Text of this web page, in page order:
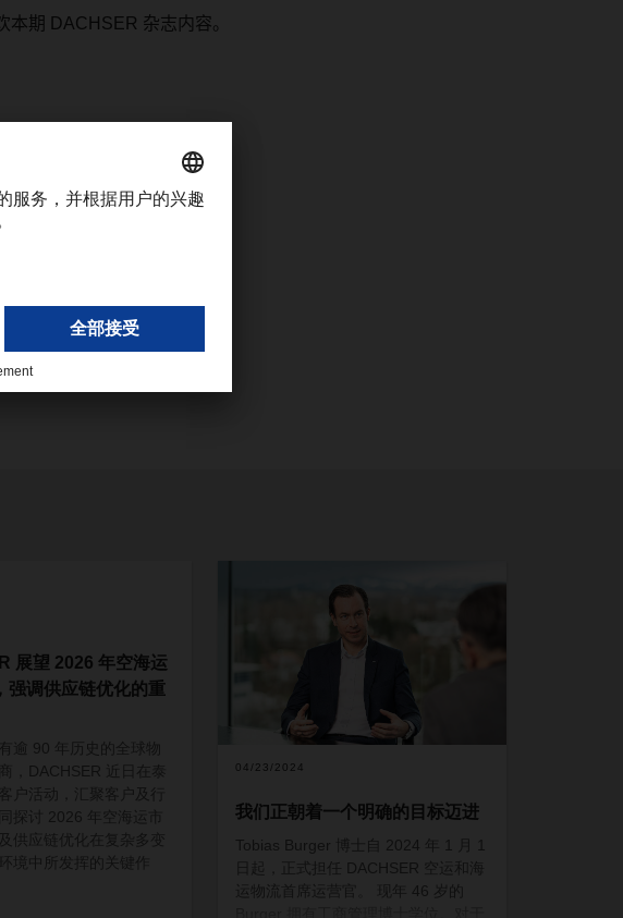
本期 DACHSER 杂志内容。
展望 2026 年空海运
强调供应链优化的重
逾 90 年历史的全球物
，DACHSER 近日在泰
户活动，汇聚客户及行
探讨 2026 年空海运市
供应链优化在复杂多变
境中所发挥的关键作
04/23/2024
我们正朝着一个明确的目标迈进
Tobias Burger 博士自 2024 年
日起，正式担任 DACHSER
空运和海
运物流首席运营官。
现年 46 岁的